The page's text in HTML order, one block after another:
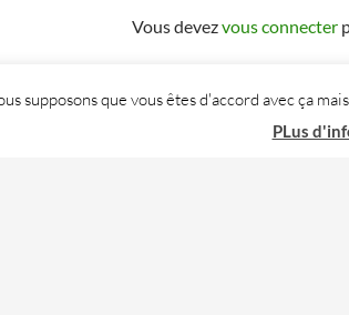
Vous devezvous connecter
supposons que vous êtes d'accord avec ça
PLus